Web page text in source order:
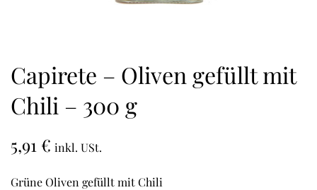
Capirete – Oliven gefüllt mit
Chili – 300 g
5,91 € inkl. USt.
Grüne Oliven gefüllt mit Chili